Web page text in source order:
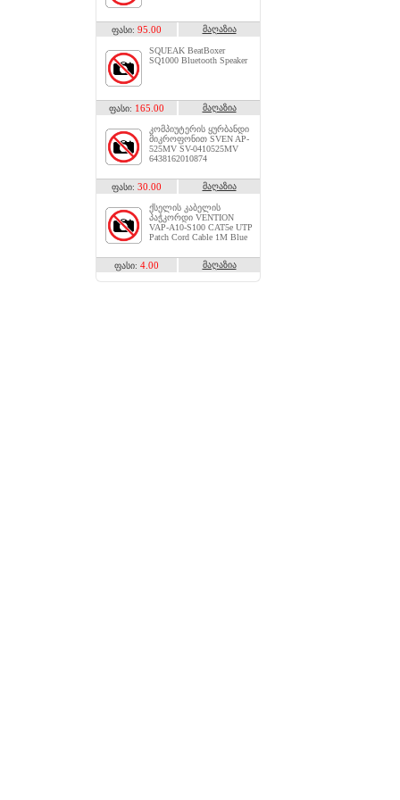
ფასი: 95.00 მაღაზია
SQUEAK BeatBoxer
SQ1000 Bluetooth Speaker
ფასი: 165.00 მაღაზია
კომპიუტერის ყურბანდი
მიკროფონით SVEN AP-
525MV SV-0410525MV
6438162010874
ფასი: 30.00 მაღაზია
ქსელის კაბელის
პაჭკორდი VENTION
VAP-A10-S100 CAT5e UTP
Patch Cord Cable 1M Blue
ფასი: 4.00 მაღაზია